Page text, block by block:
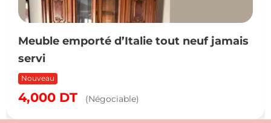
Meuble emporté d’Italie tout neuf jamais
servi
Nouveau
4,000 DT (Négociable)